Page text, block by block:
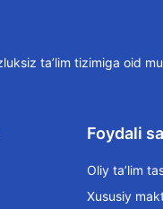
ta’lim tizimiga oid
Foydali
Oliy ta’lim
Xususiy